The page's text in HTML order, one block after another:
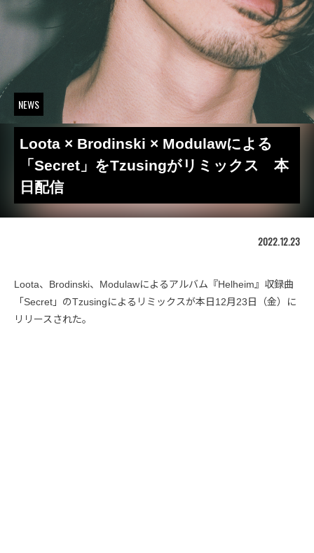
NEWS
Loota × Brodinski × Modulawによる
「Secret」をTzusingがリミックス 本
日配信
2022.12.23
Loota、Brodinski、Modulawによるアルバム『Helheim』収録曲
「Secret」のTzusingによるリミックスが本日12月23日（金）に
リリースされた。